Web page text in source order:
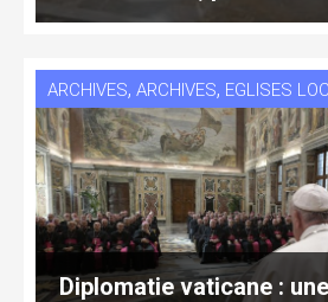
ARCHIVES, ARCHIVES, EGLISES
Diplomatie vaticane :